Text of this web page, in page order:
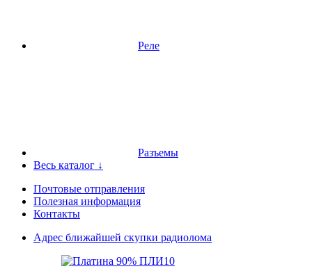
Реле
Разъемы
Весь каталог ↓
Почтовые отправления
Полезная информация
Контакты
Адрес ближайшей скупки радиолома